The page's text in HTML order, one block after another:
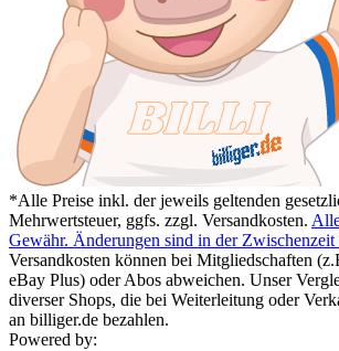
*Alle Preise inkl. der jeweils geltenden
Mehrwertsteuer, ggfs. zzgl. Versandkosten.
Gewähr. Änderungen sind in der
Versandkosten können bei Mitgliedschaften
eBay Plus) oder Abos abweichen. Unser
diverser Shops, die bei Weiterleitung oder
an billiger.de bezahlen.
Powered by: